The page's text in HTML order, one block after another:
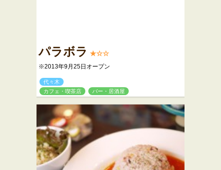
パラボラ ★☆☆
※2013年9月25日オープン
代々木
カフェ・喫茶店
バー・居酒屋